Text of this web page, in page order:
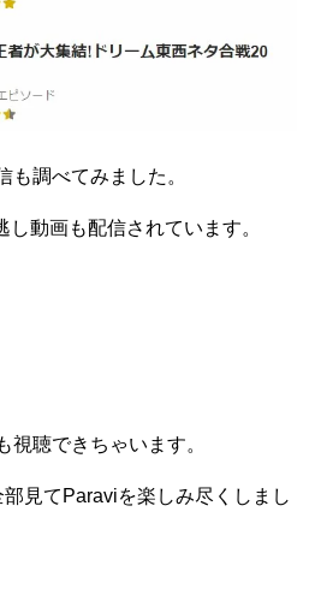
も調べてみました。
動画も配信されています。
視聴できちゃいます。
見てParaviを楽しみ尽くしまし